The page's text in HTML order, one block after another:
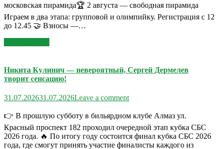
московская пирамида🏆 2 августа — свободная пирамида
Играем в два этапа: групповой и олимпийку. Регистрация с 12
до 12.45 🤝 Взносы —…
Никита Кулинич — невероятный, Сергей Дермелев
творит сенсацию!
31.07.202631.07.2026Leave a comment
👉 В прошлую субботу в бильярдном клубе Алмаз ул.
Красный проспект 182 проходил очередной этап кубка СБС
2026 года. 🔥 По итогу году состоится финал кубка СБС 2026
года, где смогут принять участие финалисты каждого из